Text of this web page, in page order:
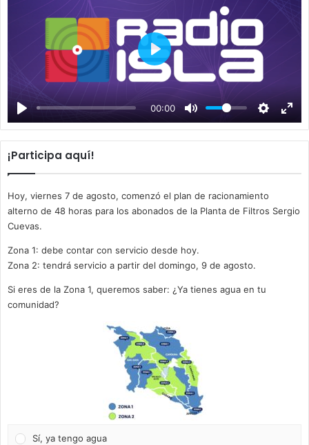
00:00
P
a
y
¡Participa aquí!
Hoy, viernes 7 de agosto, comenzó el plan de racionamiento
alterno de 48 horas para los abonados de la Planta de Filtros Sergio
Cuevas.
Zona 1: debe contar con servicio desde hoy.
Zona 2: tendrá servicio a partir del domingo, 9 de agosto.
Si eres de la Zona 1, queremos saber: ¿Ya tienes agua en tu
comunidad?
Sí, ya tengo agua